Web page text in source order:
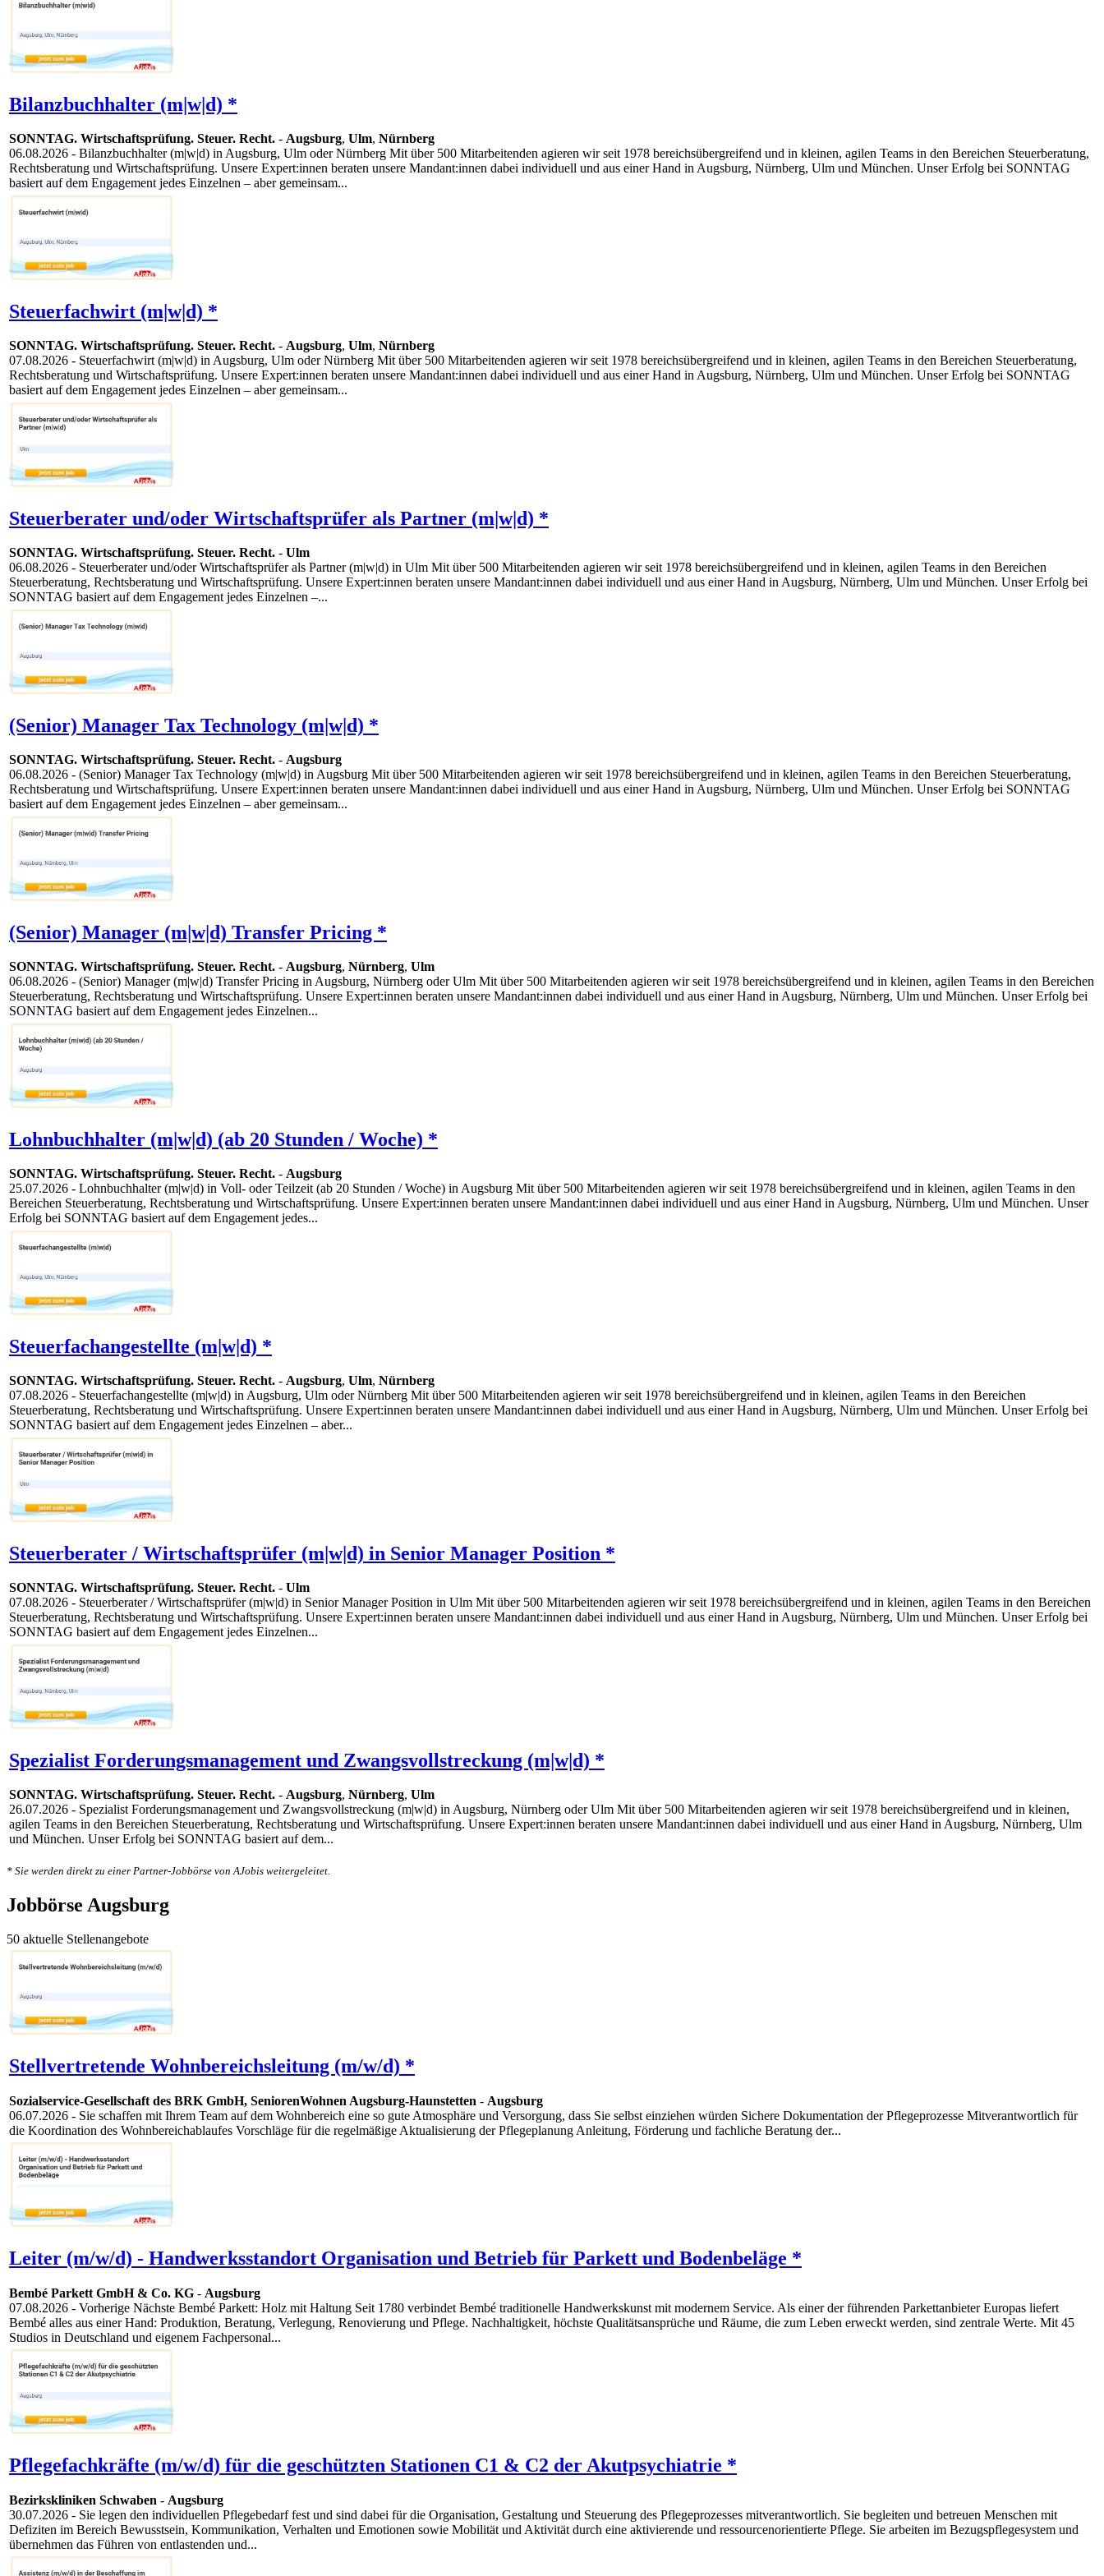
Bilanzbuchhalter (m|w|d) *
SONNTAG. Wirtschaftsprüfung. Steuer. Recht. - Augsburg, Ulm, Nürnberg
06.08.2026 - Bilanzbuchhalter (m|w|d) in Augsburg, Ulm oder Nürnberg Mit über 500 Mitarbeitenden agieren wir seit 1978 bereichsübergreifend und in kleinen, agilen Teams in den Bereichen Steuerberatung,
Rechtsberatung und Wirtschaftsprüfung. Unsere Expert:innen beraten unsere Mandant:innen dabei individuell und aus einer Hand in Augsburg, Nürnberg, Ulm und München. Unser Erfolg bei SONNTAG
basiert auf dem Engagement jedes Einzelnen – aber gemeinsam...
Steuerfachwirt (m|w|d) *
SONNTAG. Wirtschaftsprüfung. Steuer. Recht. - Augsburg, Ulm, Nürnberg
07.08.2026 - Steuerfachwirt (m|w|d) in Augsburg, Ulm oder Nürnberg Mit über 500 Mitarbeitenden agieren wir seit 1978 bereichsübergreifend und in kleinen, agilen Teams in den Bereichen Steuerberatung,
Rechtsberatung und Wirtschaftsprüfung. Unsere Expert:innen beraten unsere Mandant:innen dabei individuell und aus einer Hand in Augsburg, Nürnberg, Ulm und München. Unser Erfolg bei SONNTAG
basiert auf dem Engagement jedes Einzelnen – aber gemeinsam...
Steuerberater und/oder Wirtschaftsprüfer als Partner (m|w|d) *
SONNTAG. Wirtschaftsprüfung. Steuer. Recht. - Ulm
06.08.2026 - Steuerberater und/oder Wirtschaftsprüfer als Partner (m|w|d) in Ulm Mit über 500 Mitarbeitenden agieren wir seit 1978 bereichsübergreifend und in kleinen, agilen Teams in den Bereichen
Steuerberatung, Rechtsberatung und Wirtschaftsprüfung. Unsere Expert:innen beraten unsere Mandant:innen dabei individuell und aus einer Hand in Augsburg, Nürnberg, Ulm und München. Unser Erfolg bei
SONNTAG basiert auf dem Engagement jedes Einzelnen –...
(Senior) Manager Tax Technology (m|w|d) *
SONNTAG. Wirtschaftsprüfung. Steuer. Recht. - Augsburg
06.08.2026 - (Senior) Manager Tax Technology (m|w|d) in Augsburg Mit über 500 Mitarbeitenden agieren wir seit 1978 bereichsübergreifend und in kleinen, agilen Teams in den Bereichen Steuerberatung,
Rechtsberatung und Wirtschaftsprüfung. Unsere Expert:innen beraten unsere Mandant:innen dabei individuell und aus einer Hand in Augsburg, Nürnberg, Ulm und München. Unser Erfolg bei SONNTAG
basiert auf dem Engagement jedes Einzelnen – aber gemeinsam...
(Senior) Manager (m|w|d) Transfer Pricing *
SONNTAG. Wirtschaftsprüfung. Steuer. Recht. - Augsburg, Nürnberg, Ulm
06.08.2026 - (Senior) Manager (m|w|d) Transfer Pricing in Augsburg, Nürnberg oder Ulm Mit über 500 Mitarbeitenden agieren wir seit 1978 bereichsübergreifend und in kleinen, agilen Teams in den Bereichen
Steuerberatung, Rechtsberatung und Wirtschaftsprüfung. Unsere Expert:innen beraten unsere Mandant:innen dabei individuell und aus einer Hand in Augsburg, Nürnberg, Ulm und München. Unser Erfolg bei
SONNTAG basiert auf dem Engagement jedes Einzelnen...
Lohnbuchhalter (m|w|d) (ab 20 Stunden / Woche) *
SONNTAG. Wirtschaftsprüfung. Steuer. Recht. - Augsburg
25.07.2026 - Lohnbuchhalter (m|w|d) in Voll- oder Teilzeit (ab 20 Stunden / Woche) in Augsburg Mit über 500 Mitarbeitenden agieren wir seit 1978 bereichsübergreifend und in kleinen, agilen Teams in den
Bereichen Steuerberatung, Rechtsberatung und Wirtschaftsprüfung. Unsere Expert:innen beraten unsere Mandant:innen dabei individuell und aus einer Hand in Augsburg, Nürnberg, Ulm und München. Unser
Erfolg bei SONNTAG basiert auf dem Engagement jedes...
Steuerfachangestellte (m|w|d) *
SONNTAG. Wirtschaftsprüfung. Steuer. Recht. - Augsburg, Ulm, Nürnberg
07.08.2026 - Steuerfachangestellte (m|w|d) in Augsburg, Ulm oder Nürnberg Mit über 500 Mitarbeitenden agieren wir seit 1978 bereichsübergreifend und in kleinen, agilen Teams in den Bereichen
Steuerberatung, Rechtsberatung und Wirtschaftsprüfung. Unsere Expert:innen beraten unsere Mandant:innen dabei individuell und aus einer Hand in Augsburg, Nürnberg, Ulm und München. Unser Erfolg bei
SONNTAG basiert auf dem Engagement jedes Einzelnen – aber...
Steuerberater / Wirtschaftsprüfer (m|w|d) in Senior Manager Position *
SONNTAG. Wirtschaftsprüfung. Steuer. Recht. - Ulm
07.08.2026 - Steuerberater / Wirtschaftsprüfer (m|w|d) in Senior Manager Position in Ulm Mit über 500 Mitarbeitenden agieren wir seit 1978 bereichsübergreifend und in kleinen, agilen Teams in den Bereichen
Steuerberatung, Rechtsberatung und Wirtschaftsprüfung. Unsere Expert:innen beraten unsere Mandant:innen dabei individuell und aus einer Hand in Augsburg, Nürnberg, Ulm und München. Unser Erfolg bei
SONNTAG basiert auf dem Engagement jedes Einzelnen...
Spezialist Forderungsmanagement und Zwangsvollstreckung (m|w|d) *
SONNTAG. Wirtschaftsprüfung. Steuer. Recht. - Augsburg, Nürnberg, Ulm
26.07.2026 - Spezialist Forderungsmanagement und Zwangsvollstreckung (m|w|d) in Augsburg, Nürnberg oder Ulm Mit über 500 Mitarbeitenden agieren wir seit 1978 bereichsübergreifend und in kleinen,
agilen Teams in den Bereichen Steuerberatung, Rechtsberatung und Wirtschaftsprüfung. Unsere Expert:innen beraten unsere Mandant:innen dabei individuell und aus einer Hand in Augsburg, Nürnberg, Ulm
und München. Unser Erfolg bei SONNTAG basiert auf dem...
* Sie werden direkt zu einer Partner-Jobbörse von AJobis weitergeleitet.
Jobbörse Augsburg
50 aktuelle Stellenangebote
Stellvertretende Wohnbereichsleitung (m/w/d) *
Sozialservice-Gesellschaft des BRK GmbH, SeniorenWohnen Augsburg-Haunstetten - Augsburg
06.07.2026 - Sie schaffen mit Ihrem Team auf dem Wohnbereich eine so gute Atmosphäre und Versorgung, dass Sie selbst einziehen würden Sichere Dokumentation der Pflegeprozesse Mitverantwortlich für
die Koordination des Wohnbereichablaufes Vorschläge für die regelmäßige Aktualisierung der Pflegeplanung Anleitung, Förderung und fachliche Beratung der...
Leiter (m/w/d) - Handwerksstandort Organisation und Betrieb für Parkett und Bodenbeläge *
Bembé Parkett GmbH & Co. KG - Augsburg
07.08.2026 - Vorherige Nächste Bembé Parkett: Holz mit Haltung Seit 1780 verbindet Bembé traditionelle Handwerkskunst mit modernem Service. Als einer der führenden Parkettanbieter Europas liefert
Bembé alles aus einer Hand: Produktion, Beratung, Verlegung, Renovierung und Pflege. Nachhaltigkeit, höchste Qualitätsansprüche und Räume, die zum Leben erweckt werden, sind zentrale Werte. Mit 45
Studios in Deutschland und eigenem Fachpersonal...
Pflegefachkräfte (m/w/d) für die geschützten Stationen C1 & C2 der Akutpsychiatrie *
Bezirkskliniken Schwaben - Augsburg
30.07.2026 - Sie legen den individuellen Pflegebedarf fest und sind dabei für die Organisation, Gestaltung und Steuerung des Pflegeprozesses mitverantwortlich. Sie begleiten und betreuen Menschen mit
Defiziten im Bereich Bewusstsein, Kommunikation, Verhalten und Emotionen sowie Mobilität und Aktivität durch eine aktivierende und ressourcenorientierte Pflege. Sie arbeiten im Bezugspflegesystem und
übernehmen das Führen von entlastenden und...